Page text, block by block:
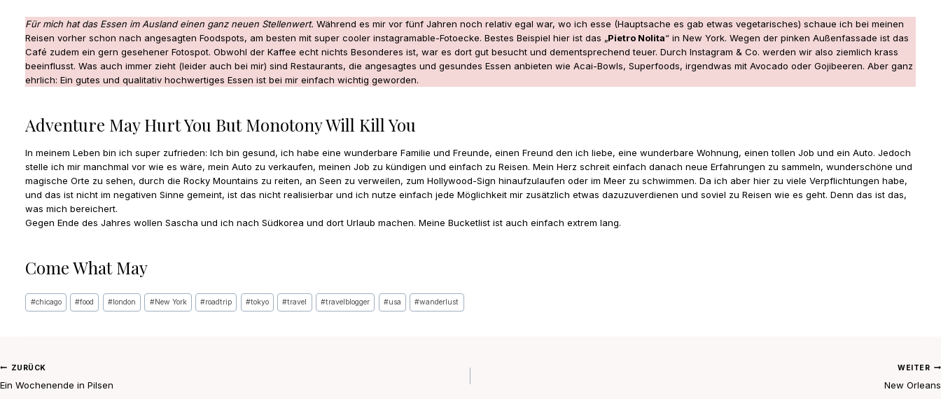
Für mich hat das Essen im Ausland einen ganz neuen Stellenwert. Während es mir vor fünf Jahren noch relativ egal war, wo ich esse (Hauptsache es gab etwas vegetarisches) schaue ich bei meinen
Reisen vorher schon nach angesagten Foodspots, am besten mit super cooler instagramable-Fotoecke. Bestes Beispiel hier ist das „Pietro Nolita“ in New York. Wegen der pinken Außenfassade ist das
Café zudem ein gern gesehener Fotospot. Obwohl der Kaffee echt nichts Besonderes ist, war es dort gut besucht und dementsprechend teuer. Durch Instagram & Co. werden wir also ziemlich krass
beeinflusst. Was auch immer zieht (leider auch bei mir) sind Restaurants, die angesagtes und gesundes Essen anbieten wie Acai-Bowls, Superfoods, irgendwas mit Avocado oder Gojibeeren. Aber ganz
ehrlich: Ein gutes und qualitativ hochwertiges Essen ist bei mir einfach wichtig geworden.
Adventure May Hurt You But Monotony Will Kill You
In meinem Leben bin ich super zufrieden: Ich bin gesund, ich habe eine wunderbare Familie und Freunde, einen Freund den ich liebe, eine wunderbare Wohnung, einen tollen Job und ein Auto. Jedoch
stelle ich mir manchmal vor wie es wäre, mein Auto zu verkaufen, meinen Job zu kündigen und einfach zu Reisen. Mein Herz schreit einfach danach neue Erfahrungen zu sammeln, wunderschöne und
magische Orte zu sehen, durch die Rocky Mountains zu reiten, an Seen zu verweilen, zum Hollywood-Sign hinaufzulaufen oder im Meer zu schwimmen. Da ich aber hier zu viele Verpflichtungen habe,
und das ist nicht im negativen Sinne gemeint, ist das nicht realisierbar und ich nutze einfach jede Möglichkeit mir zusätzlich etwas dazuzuverdienen und soviel zu Reisen wie es geht. Denn das ist das,
was mich bereichert.
Gegen Ende des Jahres wollen Sascha und ich nach Südkorea und dort Urlaub machen. Meine Bucketlist ist auch einfach extrem lang.
Come What May
Schlagworte:
#chicago #food #london #New York #roadtrip #tokyo #travel #travelblogger #usa #wanderlust
Beitragsnavigation
ZURÜCK
Ein Wochenende in Pilsen
WEITER
New Orleans